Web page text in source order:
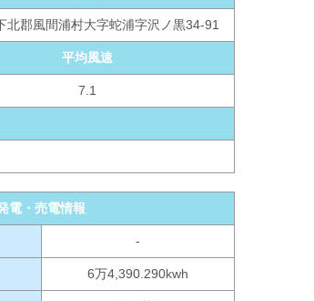
北郡風間浦村大字蛇浦字沢ノ黒34-91
平均風速
7.1
電・売電情報
-
6万4,390.290kwh